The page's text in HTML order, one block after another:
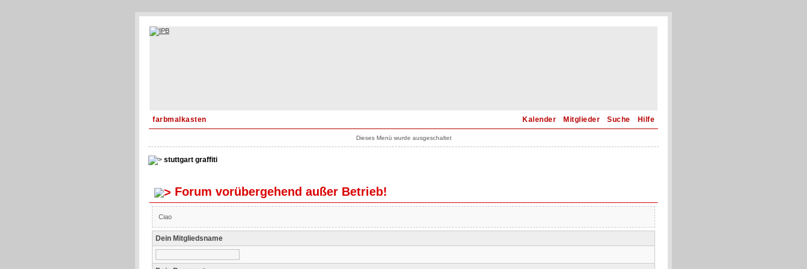
farbmalkasten Hilfe
Suche
Mitglieder
Kalender
Dieses Menü wurde ausgeschaltet
stuttgart graffiti
Forum vorübergehend außer Betrieb!
Ciao
Dein Mitgliedsname